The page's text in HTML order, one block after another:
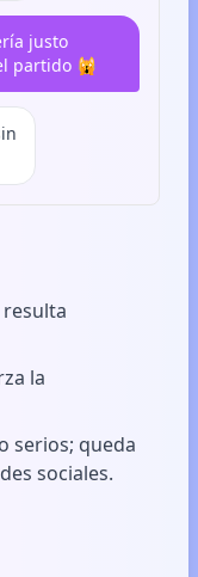
justo
partido 🙀
la
serios; queda
sociales.